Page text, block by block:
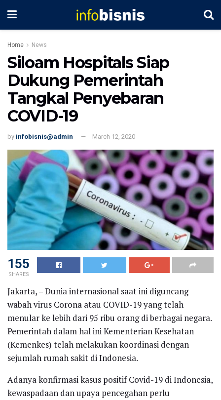
Home News
Siloam Hospitals Siap
Dukung Pemerintah
Tangkal Penyebaran
COVID-19
by infobisnis@admin March 12, 2020
155
SHARES
Jakarta, – Dunia internasional saat ini diguncang
wabah virus Corona atau COVID-19 yang telah
menular ke lebih dari 95 ribu orang di berbagai negara.
Pemerintah dalam hal ini Kementerian Kesehatan
(Kemenkes) telah melakukan koordinasi dengan
sejumlah rumah sakit di Indonesia.
Adanya konfirmasi kasus positif Covid-19 di Indonesia,
kewaspadaan dan upaya pencegahan perlu